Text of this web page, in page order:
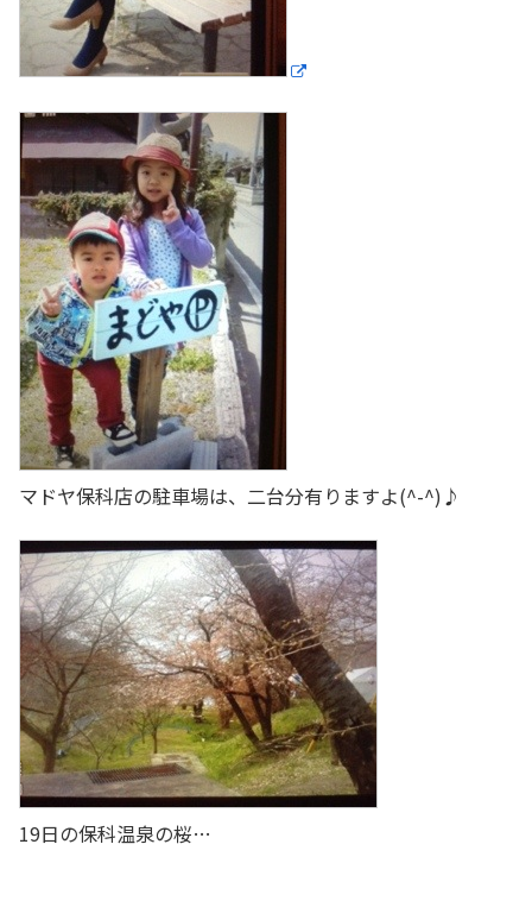
マドヤ保科店の駐車場は、二台分有りますよ(^-^)♪
19日の保科温泉の桜…